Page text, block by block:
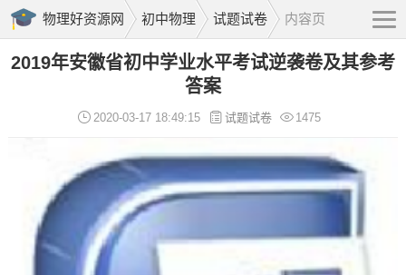
物理好资源网 初中物理 试题试卷 内容页
2019年安徽省初中学业水平考试逆袭卷及其参考
答案
2020-03-17 18:49:15 试题试卷 1475